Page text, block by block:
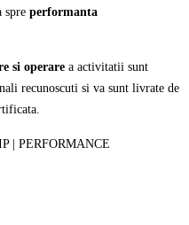
spre performanta
si operare a activitatii sunt
recunoscuti si va sunt livrate de
| PERFORMANCE